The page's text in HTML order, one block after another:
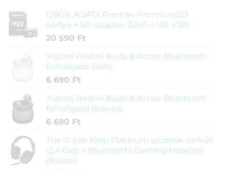
128GB ADATA Premier Pro microSD
kártya + SD adapter (UHS-I U3, V30)
20 590 Ft
Xiaomi Redmi Buds 8 Active Bluetooth
fülhallgató (kék)
6 690 Ft
Xiaomi Redmi Buds 8 Active Bluetooth
fülhallgató (fekete)
6 690 Ft
The G-Lab Korp Platinum vezeték nélküli
(2,4 GHz + Bluetooth) Gaming Headset
(fekete)